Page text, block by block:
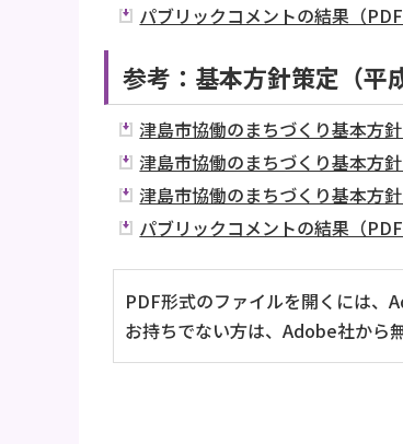
パブリックコメントの結果（PDF
参考：基本方針策定（平
津島市協働のまちづくり基本方
津島市協働のまちづくり基本方
津島市協働のまちづくり基本方
パブリックコメントの結果（PDF
PDF形式のファイルを開くには、
お持ちでない方は、Adobe社から